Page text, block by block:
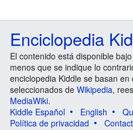
Enciclopedia
El contenido está disponible
menos que se indique lo
enciclopedia Kiddle se basan
seleccionados de Wikipedia,
MediaWiki.
Kiddle Español
English
Política de privacidad